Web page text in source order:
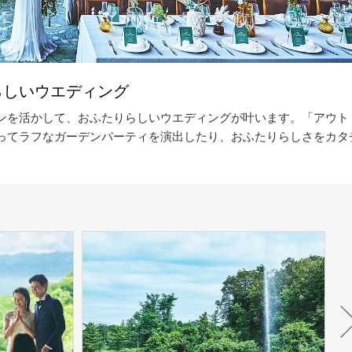
いウエディング
活かして、おふたりらしいウエディングが叶います。「アウト
ラフなガーデンパーティを演出したり、おふたりらしさをカタ